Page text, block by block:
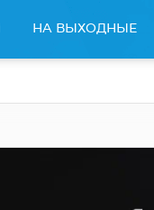
НА ВЫХОДНЫЕ